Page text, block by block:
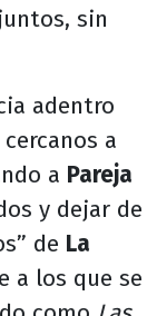
sin
adentro
a
a Pareja
y dejar de
de La
a los que se